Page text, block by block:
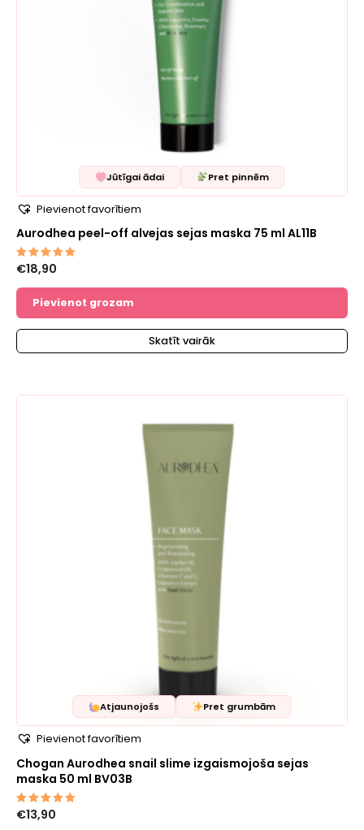
Jūtīgai ādai Pret pinnēm
Pievienot favorītiem
Aurodhea peel-off alvejas sejas maska ​​75 ml AL11B
Novērtēts
ar
5.00
€18,90
Pievienot grozam
Skatīt vairāk
Atjaunojošs Pret grumbām
Pievienot favorītiem
Chogan Aurodhea snail slime izgaismojoša sejas
maska 50 ml BV03B
Novērtēts
ar
€13,90